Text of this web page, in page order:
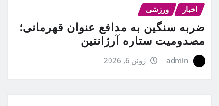
اخبار ورزشی
ضربه سنگین به مدافع عنوان قهرمانی؛
مصدومیت ستاره آرژانتین
admin ژوئن 6, 2026